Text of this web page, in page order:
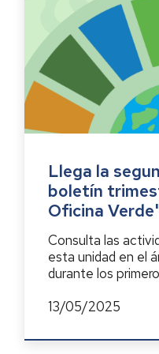
Llega la
boletín
Oficina
Consulta las
esta unidad en el
durante los
13/05/2025